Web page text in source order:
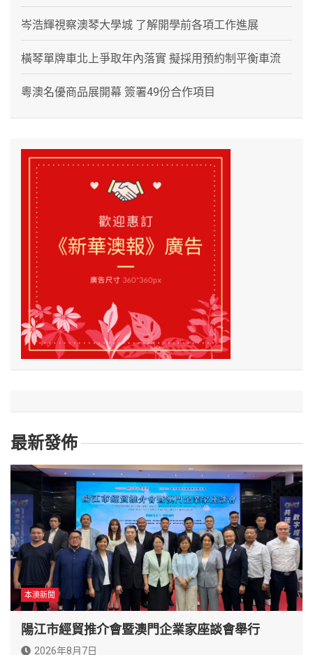
岑浩輝視察澳琴大學城 了解開學前各項工作進展
橫琴單牌車北上爭取年內落實 擬採用預約制平衡車流
粵澳名優商品展開幕 簽署49份合作項目
最新發佈
本澳新聞
陽江市經貿推介會暨澳門企業家座談會舉行
2026年8月7日